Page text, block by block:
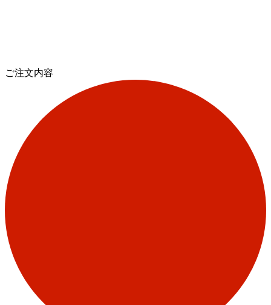
ご注文内容